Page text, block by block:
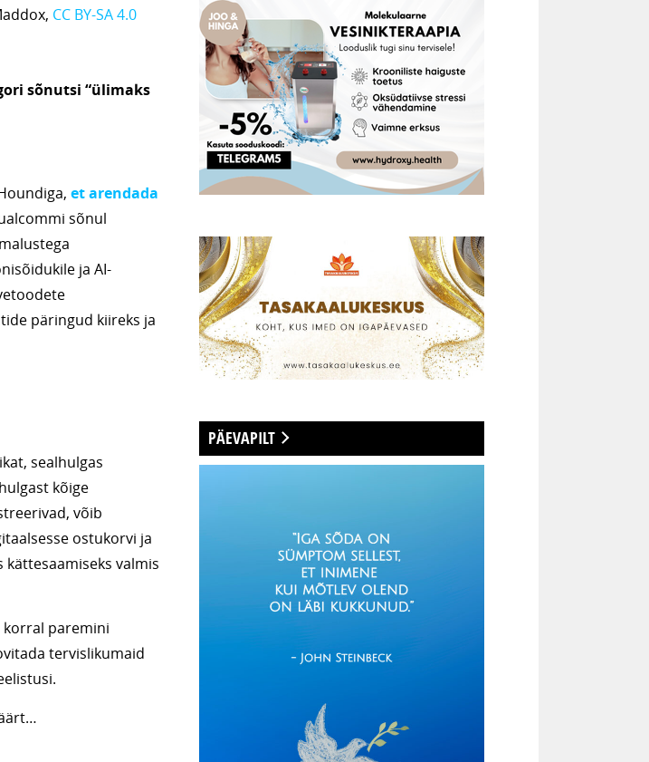
CC BY-SA 4.0
sõnutsi “ülimaks
etarendada
sõnul
ja AI-
päringud kiireks ja
sealhulgas
kõige
võib
ostukorvi ja
valmis
korral paremini
tervislikumaid
PÄEVAPILT